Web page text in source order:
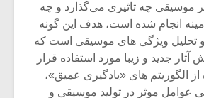
موسیقی چه تاثیری می‌گذارد و چه
انجام شده است، هدف این گونه
تحلیل ویژگی های موسیقی است که
جدید و زیبا مورد استفاده قرار
از الگوریتم های «یادگیری عمیق»،
عوامل موثر در تولید موسیقی و